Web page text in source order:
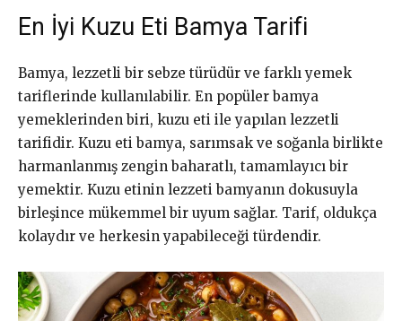
En İyi Kuzu Eti Bamya Tarifi
Bamya, lezzetli bir sebze türüdür ve farklı yemek
tariflerinde kullanılabilir. En popüler bamya
yemeklerinden biri, kuzu eti ile yapılan lezzetli
tarifidir. Kuzu eti bamya, sarımsak ve soğanla birlikte
harmanlanmış zengin baharatlı, tamamlayıcı bir
yemektir. Kuzu etinin lezzeti bamyanın dokusuyla
birleşince mükemmel bir uyum sağlar. Tarif, oldukça
kolaydır ve herkesin yapabileceği türdendir.